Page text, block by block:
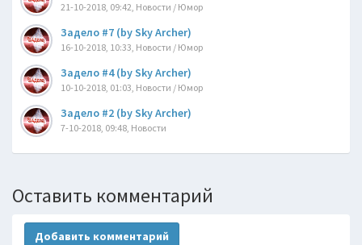
21-10-2018, 09:42, Новости / Юмор
Задело #7 (by Sky Archer)
16-10-2018, 10:33, Новости / Юмор
Задело #4 (by Sky Archer)
10-10-2018, 01:03, Новости / Юмор
Задело #2 (by Sky Archer)
7-10-2018, 09:48, Новости
Оставить комментарий
Добавить комментарий